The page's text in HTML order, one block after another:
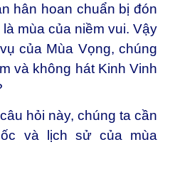
hân hoan chuẩn bị đón
mùa của niềm vui. Vậy
của Mùa Vọng, chúng
và không hát Kinh Vinh
hỏi này, chúng ta cần
và lịch sử của mùa